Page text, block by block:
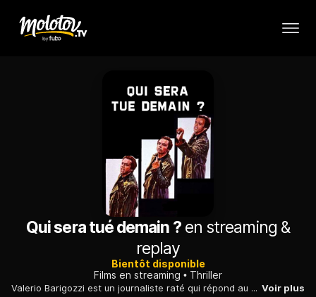
Qui sera tué demain ?en streaming &
replay
Bientôt disponible
Films en streaming
Thriller
Valerio Barigozzi est un journaliste raté qui répond au courrier du coeur d'un grand journal. Un jour, il reçoit une lettre, la première d'une série, qui lui annonce un meurtre à venir. Voir plus